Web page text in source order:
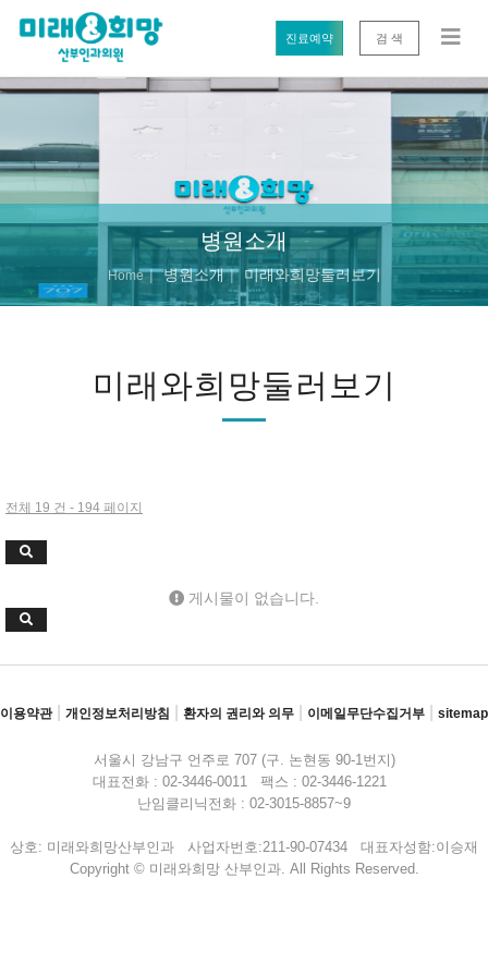
진료예약 검 색
병원소개
Home 병원소개 미래와희망둘러보기
미래와희망둘러보기
전체 19 건 - 194 페이지
게시물이 없습니다.
이용약관 개인정보처리방침 환자의 권리와 의무 이메일무단수집거부 sitemap
서울시 강남구 언주로 707 (구. 논현동 90-1번지)
대표전화 : 02-3446-0011 팩스 : 02-3446-1221
난임클리닉전화 : 02-3015-8857~9
상호: 미래와희망산부인과 사업자번호:211-90-07434 대표자성함:이승재
Copyright © 미래와희망 산부인과. All Rights Reserved.